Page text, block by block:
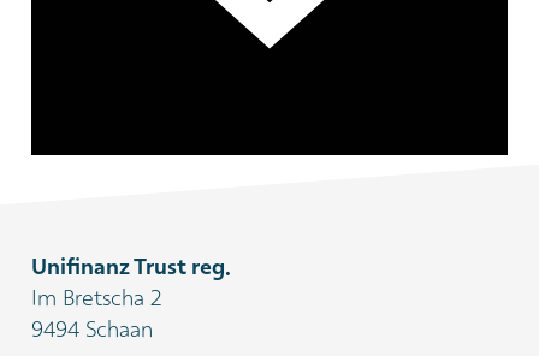
Unifinanz Trust reg.
Im Bretscha 2
9494 Schaan